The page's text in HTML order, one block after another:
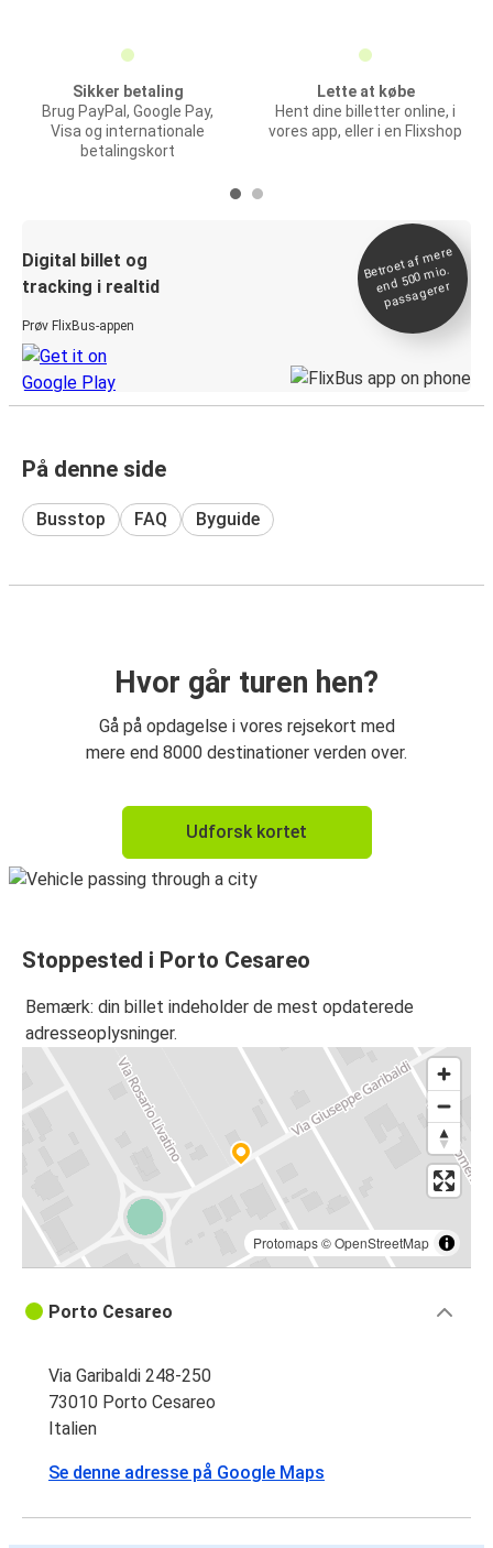
Sikker betaling
Brug PayPal, Google Pay,
Visa og internationale
betalingskort
Lette at købe
Hent dine billetter online, i
vores app, eller i en Flixshop
Digital billet og
tracking i realtid
Prøv FlixBus-appen
Betroet af
mere
end 500
mio.
passagerer
På denne side
Busstop FAQ Byguide
Hvor går turen hen?
Gå på opdagelse i vores rejsekort med
mere end 8000 destinationer verden over.
Udforsk kortet
Stoppested i Porto Cesareo
Bemærk: din billet indeholder de mest opdaterede
adresseoplysninger.
Protomaps©OpenStreetMap
Porto Cesareo
Via Garibaldi 248-250
73010 Porto Cesareo
Italien
Se denne adresse på Google Maps